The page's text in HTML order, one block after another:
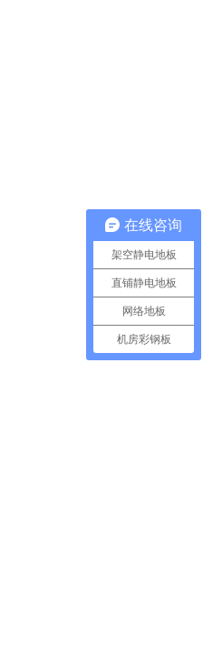
在线咨询
架空静电地板
直铺静电地板
网络地板
机房彩钢板